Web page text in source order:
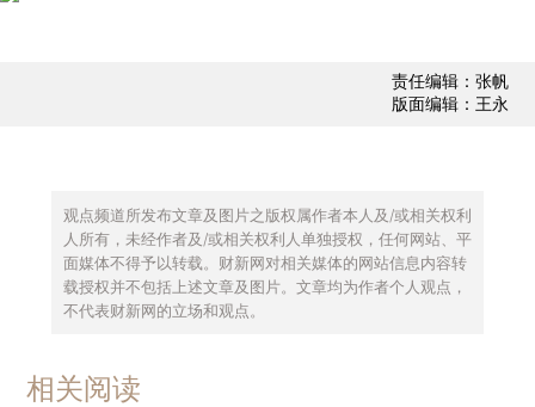
责任编辑：张帆
版面编辑：王永
观点频道所发布文章及图片之版权属作者本人及/或相关权利
人所有，未经作者及/或相关权利人单独授权，任何网站、平
面媒体不得予以转载。财新网对相关媒体的网站信息内容转
载授权并不包括上述文章及图片。文章均为作者个人观点，
不代表财新网的立场和观点。
相关阅读